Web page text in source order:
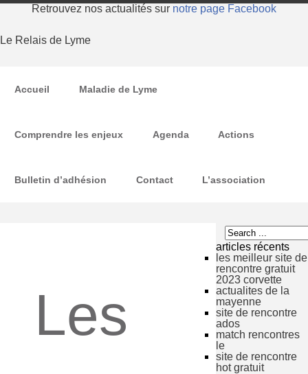
Retrouvez nos actualités sur notre page Facebook
Le Relais de Lyme
Accueil Maladie de Lyme
Comprendre les enjeux Agenda Actions
Bulletin d’adhésion Contact L’association
Les
articles récents
les meilleur site de
rencontre gratuit
2023 corvette
actualites de la
mayenne
site de rencontre
ados
match rencontres
le
site de rencontre
hot gratuit